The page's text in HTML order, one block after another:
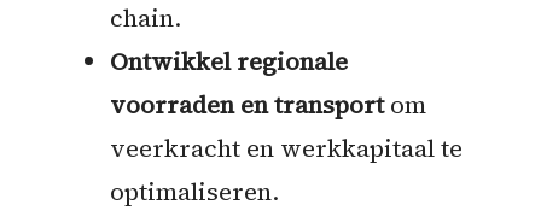
chain.
Ontwikkel regionale
voorraden en transportom
veerkracht en werkkapitaal te
optimaliseren.